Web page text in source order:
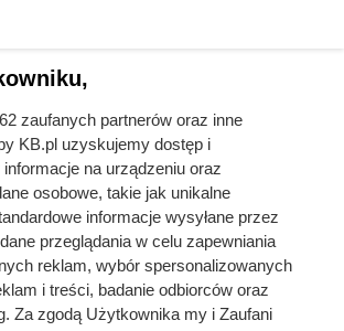
zaufanych partnerów oraz inne
KB.pl uzyskujemy dostęp i
na urządzeniu oraz
osobowe, takie jak unikalne
informacje wysyłane przez
przeglądania w celu zapewniania
reklam, wybór spersonalizowanych
i treści, badanie odbiorców oraz
Za zgodą Użytkownika my i Zaufani